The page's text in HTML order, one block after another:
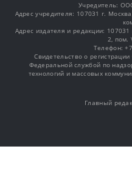
Учредитель:
Адрес учредителя: 107031 г.
Адрес издателя и редакции:
2, пом.
Телефон:
Свидетельство о
Федеральной службой по
технологий и массовых
Главный